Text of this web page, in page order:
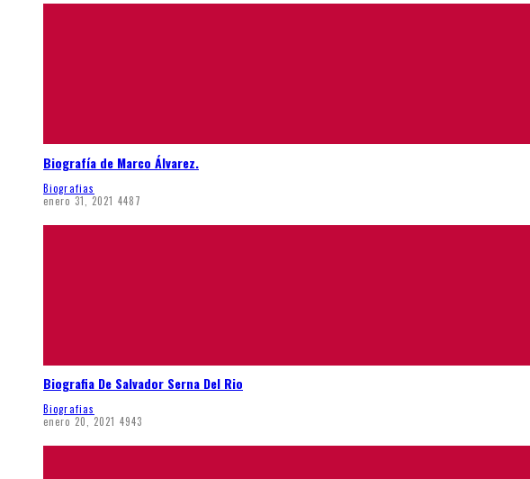
Biografía de Marco Álvarez.
Biografias
enero 31, 2021 4487
Biografia De Salvador Serna Del Rio
Biografias
enero 20, 2021 4943